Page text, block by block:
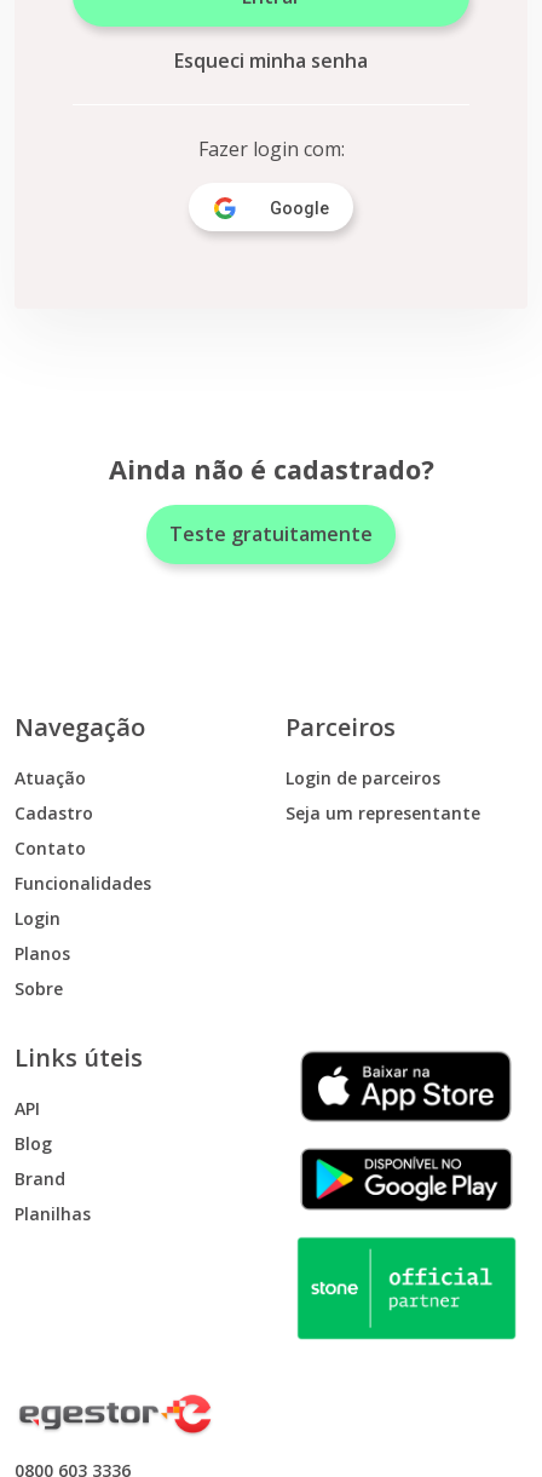
Esqueci minha senha
Fazer login com:
Google
Ainda não é cadastrado?
Teste gratuitamente
0800 603 3336
Navegação
Atuação
Cadastro
Contato
Funcionalidades
Login
Planos
Sobre
Parceiros
Login de parceiros
Seja um representante
Links úteis
API
Blog
Brand
Planilhas